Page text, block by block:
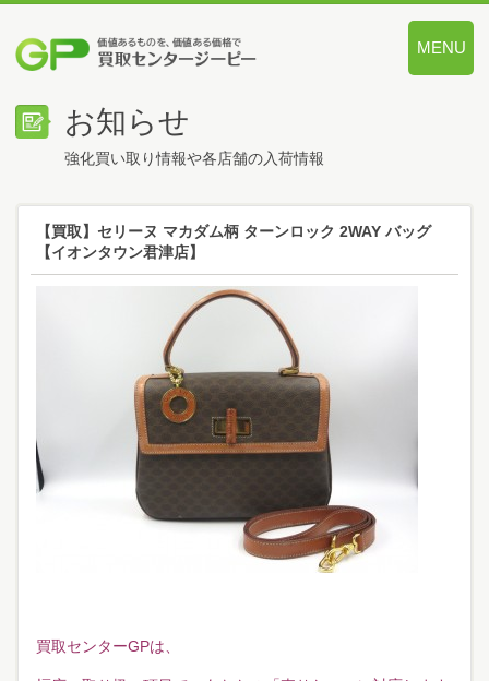
MENU
お知らせ
強化買い取り情報や各店舗の入荷情報
【買取】セリーヌ マカダム柄 ターンロック 2WAY バッグ
【イオンタウン君津店】
買取センターGPは、